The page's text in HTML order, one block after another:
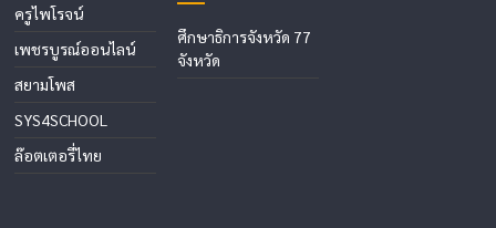
ครูไพโรจน์
เพชรบูรณ์ออนไลน์
สยามโพส
SYS4SCHOOL
ล๊อตเตอรี่ไทย
ศึกษาธิการจังหวัด 77
จังหวัด